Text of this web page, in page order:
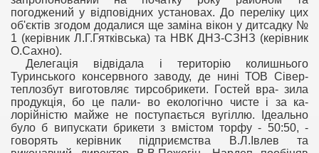
погоджений у відповідних установах. До переліку цих
об'єктів згодом додалися ще заміна вікон у дитсадку №
1 (керівник Л.Г.Гятківська) та НВК ДНЗ-СЗНЗ (керівник
О.Сахно).
Делегація відвідала і територію колишнього
Туринського консервного заводу, де нині ТОВ Сівер-
теплозбут виготовляє тирсобрикети. Гостей вра- зила
продукція, бо це пали- во екологічно чисте і за ка-
лорійністю майже не поступається вугіллю. Ідеально
було б випускати брикети з вмістом торфу - 50:50, -
говорять керівник підприємства В.Л.Івлев та